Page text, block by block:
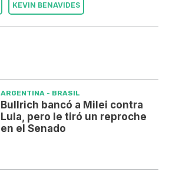
KEVIN BENAVIDES
ARGENTINA - BRASIL
Bullrich bancó a Milei contra
Lula, pero le tiró un reproche
en el Senado